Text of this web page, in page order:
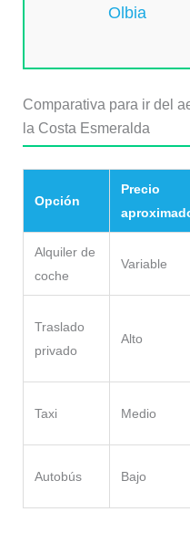
Olbia
Comparativa para ir del
la Costa Esmeralda
Opción
Precio
Alquiler de
coche
Variable
Traslado
privado
Alto
Taxi Medio
Autobús Bajo